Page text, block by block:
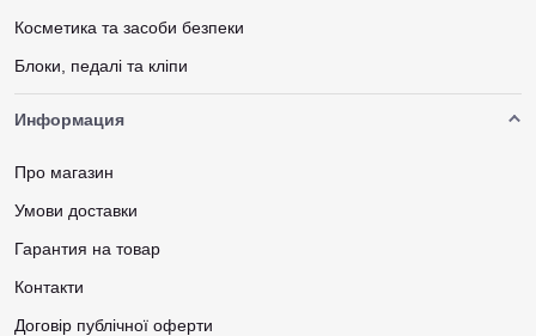
Косметика та засоби безпеки
Блоки, педалі та кліпи
Информация
Про магазин
Умови доставки
Гарантия на товар
Контакти
Договір публічної оферти